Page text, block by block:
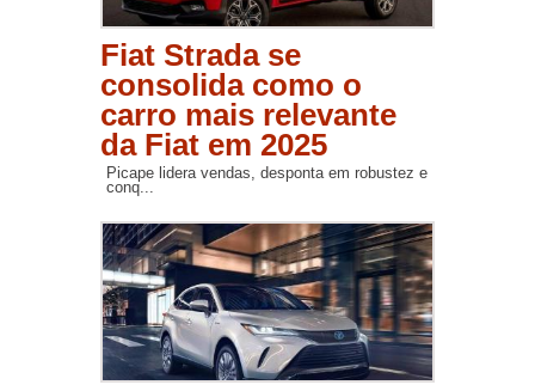
Fiat Strada se
consolida como o
carro mais relevante
da Fiat em 2025
Picape lidera vendas, desponta em robustez e
conq...